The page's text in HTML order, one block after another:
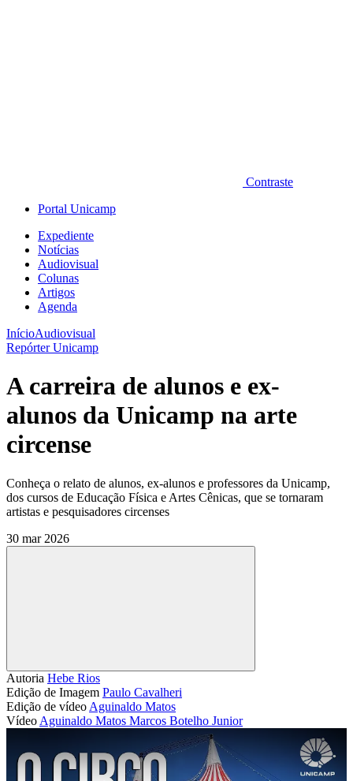
Contraste
Portal Unicamp
Expediente
Notícias
Audiovisual
Colunas
Artigos
Agenda
InícioAudiovisual
Repórter Unicamp
A carreira de alunos e ex-
alunos da Unicamp na arte
circense
Conheça o relato de alunos, ex-alunos e professores da Unicamp,
dos cursos de Educação Física e Artes Cênicas, que se tornaram
artistas e pesquisadores circenses
30 mar 2026
Compartilhar
Autoria Hebe Rios
Edição de Imagem Paulo Cavalheri
Edição de vídeo Aguinaldo Matos
Vídeo Aguinaldo Matos Marcos Botelho Junior